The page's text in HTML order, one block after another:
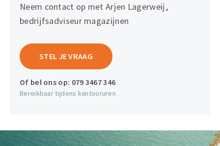
Neem contact op met Arjen Lagerweij,
bedrijfsadviseur magazijnen
STEL JE VRAAG
Of bel ons op: 079 3467 346
Bereikbaar tijdens kantooruren